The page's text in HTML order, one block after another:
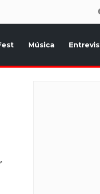
Música